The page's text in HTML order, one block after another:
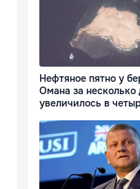
Нефтяное пятно у
Омана за несколько
увеличилось в